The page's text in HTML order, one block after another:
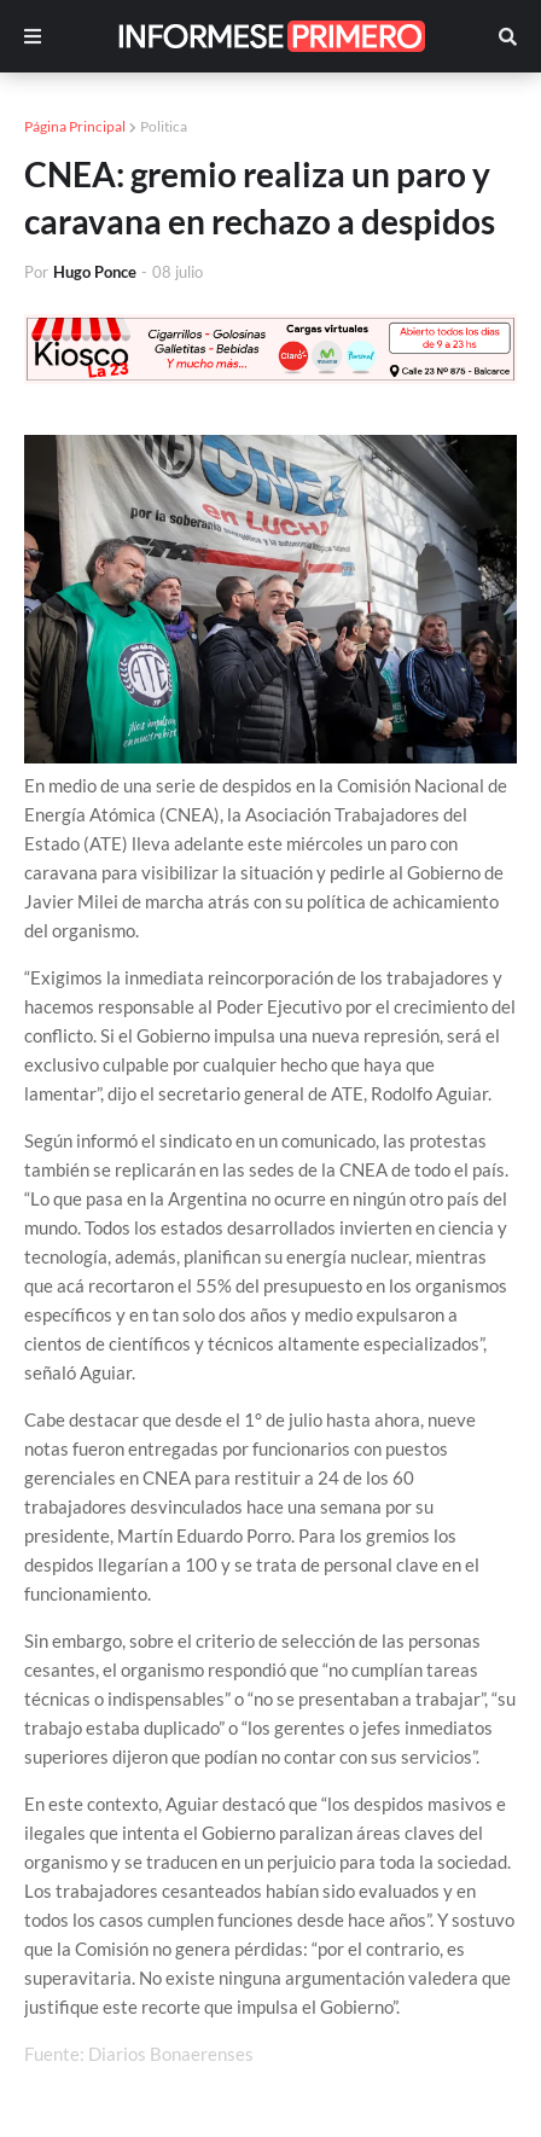
Página Principal Politica
CNEA: gremio realiza un paro y
caravana en rechazo a despidos
Por Hugo Ponce - 08 julio
En medio de una serie de despidos en la Comisión Nacional de
Energía Atómica (CNEA), la Asociación Trabajadores del
Estado (ATE) lleva adelante este miércoles un paro con
caravana para visibilizar la situación y pedirle al Gobierno de
Javier Milei de marcha atrás con su política de achicamiento
del organismo.
“Exigimos la inmediata reincorporación de los trabajadores y
hacemos responsable al Poder Ejecutivo por el crecimiento del
conflicto. Si el Gobierno impulsa una nueva represión, será el
exclusivo culpable por cualquier hecho que haya que
lamentar”, dijo el secretario general de ATE, Rodolfo Aguiar.
Según informó el sindicato en un comunicado, las protestas
también se replicarán en las sedes de la CNEA de todo el país.
“Lo que pasa en la Argentina no ocurre en ningún otro país del
mundo. Todos los estados desarrollados invierten en ciencia y
tecnología, además, planifican su energía nuclear, mientras
que acá recortaron el 55% del presupuesto en los organismos
específicos y en tan solo dos años y medio expulsaron a
cientos de científicos y técnicos altamente especializados”,
señaló Aguiar.
Cabe destacar que desde el 1° de julio hasta ahora, nueve
notas fueron entregadas por funcionarios con puestos
gerenciales en CNEA para restituir a 24 de los 60
trabajadores desvinculados hace una semana por su
presidente, Martín Eduardo Porro. Para los gremios los
despidos llegarían a 100 y se trata de personal clave en el
funcionamiento.
Sin embargo, sobre el criterio de selección de las personas
cesantes, el organismo respondió que “no cumplían tareas
técnicas o indispensables” o “no se presentaban a trabajar”, “su
trabajo estaba duplicado” o “los gerentes o jefes inmediatos
superiores dijeron que podían no contar con sus servicios”.
En este contexto, Aguiar destacó que “los despidos masivos e
ilegales que intenta el Gobierno paralizan áreas claves del
organismo y se traducen en un perjuicio para toda la sociedad.
Los trabajadores cesanteados habían sido evaluados y en
todos los casos cumplen funciones desde hace años”. Y sostuvo
que la Comisión no genera pérdidas: “por el contrario, es
superavitaria. No existe ninguna argumentación valedera que
justifique este recorte que impulsa el Gobierno”.
Fuente: Diarios Bonaerenses